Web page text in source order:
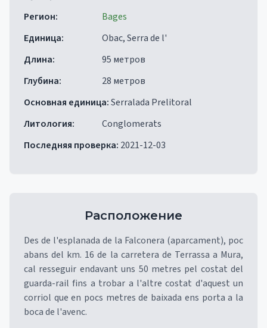
Регион:
Bages
Единица:
Obac, Serra de l'
Длина:
95 метров
Глубина:
28 метров
Основная единица:Serralada Prelitoral
Литология:
Conglomerats
Последняя проверка: 2021-12-03
Расположение
Des de l'esplanada de la Falconera (aparcament), poc
abans del km. 16 de la carretera de Terrassa a Mura,
cal resseguir endavant uns 50 metres pel costat del
guarda-rail fins a trobar a l'altre costat d'aquest un
corriol que en pocs metres de baixada ens porta a la
boca de l'avenc.